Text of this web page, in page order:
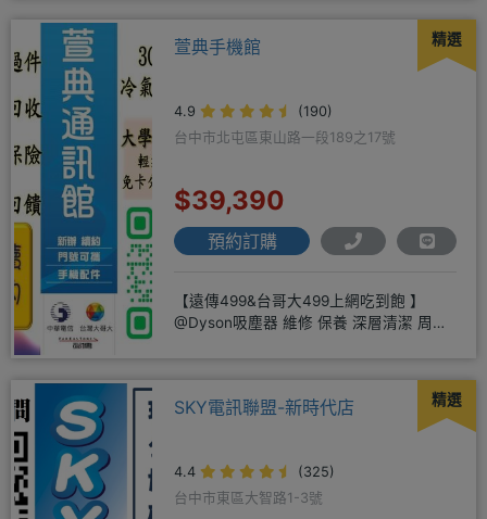
精選
萱典手機館
4.9
(190)
台中市北屯區東山路一段189之17號
$39,390
預約訂購
【遠傳499&台哥大499上網吃到飽 】
@Dyson吸塵器 維修 保養 深層清潔 周邊
精選
SKY電訊聯盟-新時代店
4.4
(325)
台中市東區大智路1-3號